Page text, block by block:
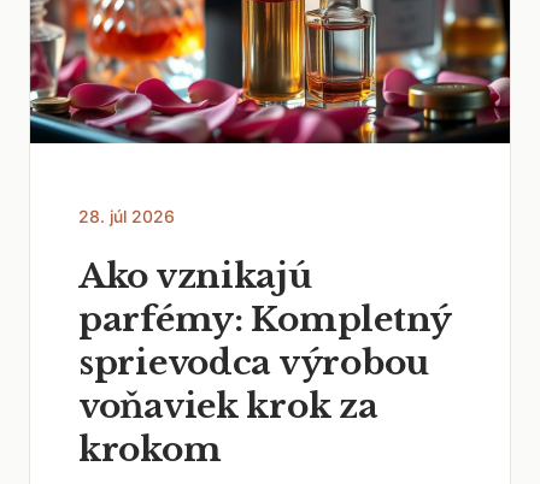
28. júl 2026
Ako vznikajú
parfémy: Kompletný
sprievodca výrobou
voňaviek krok za
krokom